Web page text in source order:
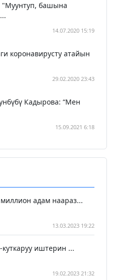
"Муунтуп, башына
14.07.2020 15:19
коронавирусту атайын
29.02.2020 23:43
Кадырова: “Мен
15.09.2021 6:18
адам наараз...
13.03.2023 19:22
иштерин ...
19.02.2023 21:32